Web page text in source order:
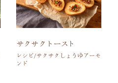
サクサクトースト
レシピ/サクサクしょうゆアーモ
ンド